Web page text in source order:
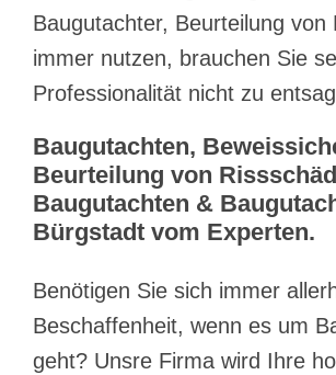
Baugutachter, Beurteilung von
immer nutzen, brauchen Sie
Professionalität nicht zu
Baugutachten,
Beurteilung von
Baugutachten &
Bürgstadt vom Experten.
Benötigen Sie sich immer
Beschaffenheit, wenn es um
geht? Unsre Firma wird Ihre